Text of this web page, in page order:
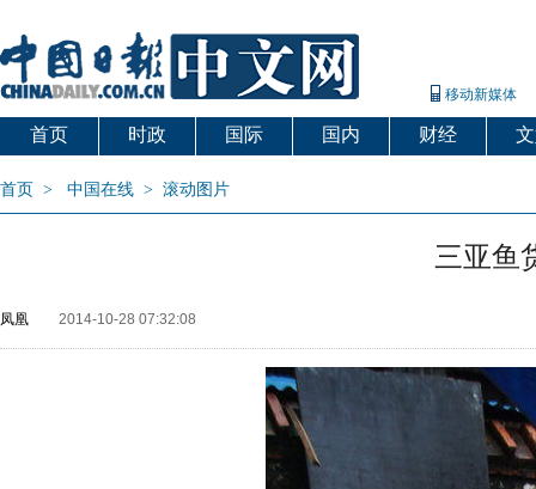
移动新媒体
首页 时政 国际 国内 财经
首页 > 中国在线 > 滚动图片
三亚鱼
凤凰 2014-10-28 07:32:08